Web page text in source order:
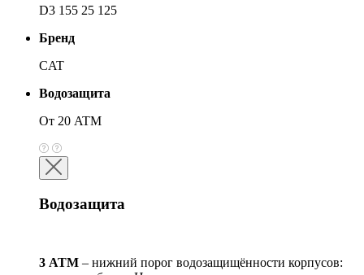
D3 155 25 125
Бренд
CAT
Водозащита
От 20 ATM
Водозащита
3 АТМ – нижний порог водозащищённости корпусов: